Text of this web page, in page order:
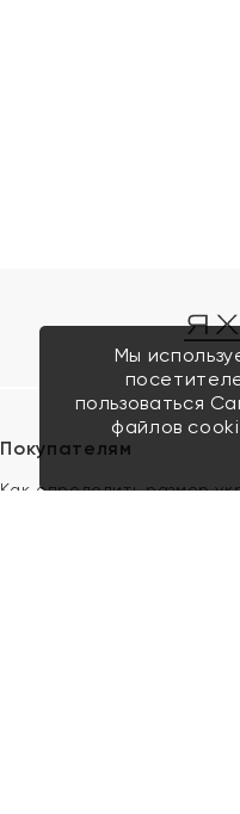
Покупателям
Как определить размер
Мы
пользоваться
файлов